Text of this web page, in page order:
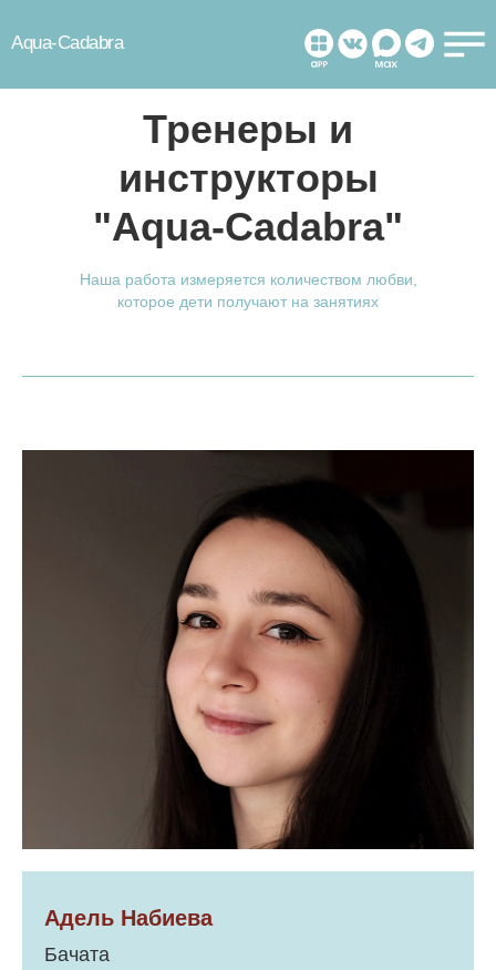
Aqua-Cadabra
Тренеры и
инструкторы
"Aqua-Cadabra"
Наша работа измеряется количеством любви,
которое дети получают на занятиях
Адель Набиева
Бачата